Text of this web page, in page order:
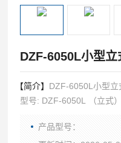
DZF-6050L小型
【简介】 DZF-6050L小型立
型号: DZF-6050L （立式）
外形尺寸:
产品型号：